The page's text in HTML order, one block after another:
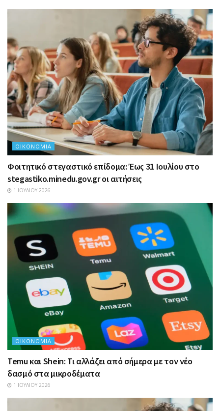
ΟΙΚΟΝΟΜΊΑ
Φοιτητικό στεγαστικό επίδομα: Έως 31 Ιουλίου στο
stegastiko.minedu.gov.gr οι αιτήσεις
1 ΙΟΥΛΊΟΥ 2026
ΟΙΚΟΝΟΜΊΑ
Temu και Shein: Τι αλλάζει από σήμερα με τον νέο
δασμό στα μικροδέματα
1 ΙΟΥΛΊΟΥ 2026